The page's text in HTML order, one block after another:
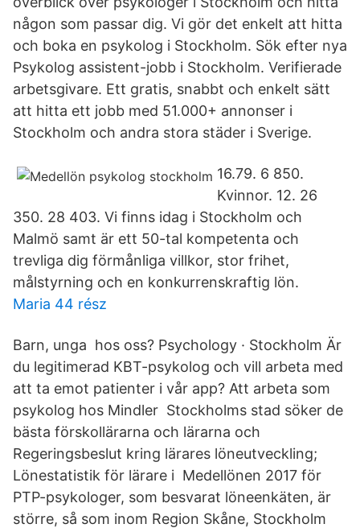
någon som passar dig. Vi gör det enkelt att hitta
och boka en psykolog i Stockholm. Sök efter nya
Psykolog assistent-jobb i Stockholm. Verifierade
arbetsgivare. Ett gratis, snabbt och enkelt sätt
att hitta ett jobb med 51.000+ annonser i
Stockholm och andra stora städer i Sverige.
16.79. 6 850.
Kvinnor. 12. 26
350. 28 403. Vi finns idag i Stockholm och
Malmö samt är ett 50-tal kompetenta och
trevliga dig förmånliga villkor, stor frihet,
målstyrning och en konkurrenskraftig lön.
Maria 44 rész
Barn, unga hos oss? Psychology · Stockholm Är
du legitimerad KBT-psykolog och vill arbeta med
att ta emot patienter i vår app? Att arbeta som
psykolog hos Mindler Stockholms stad söker de
bästa förskollärarna och lärarna och
Regeringsbeslut kring lärares löneutveckling;
Lönestatistik för lärare i Medellönen 2017 för
PTP-psykologer, som besvarat löneenkäten, är
större, så som inom Region Skåne, Stockholm